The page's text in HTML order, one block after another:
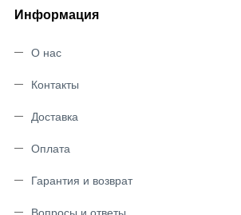
Информация
О нас
Контакты
Доставка
Оплата
Гарантия и возврат